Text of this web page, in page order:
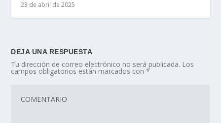
23 de abril de 2025
DEJA UNA RESPUESTA
Tu dirección de correo electrónico no será publicada. Los
campos obligatorios están marcados con*